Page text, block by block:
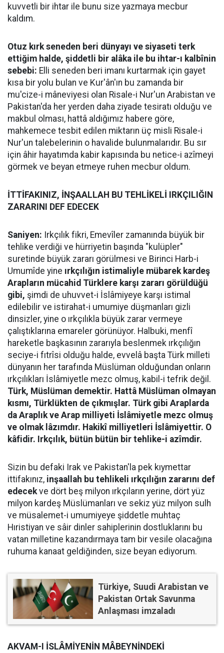
kuvvetli bir ihtar ile bunu size yazmaya mecbur
kaldım.
Otuz kırk seneden beri dünyayı ve siyaseti terk
ettiğim halde, şiddetli bir alâka ile bu ihtar-ı kalbînin
sebebi: Elli seneden beri imanı kurtarmak için gayet
kısa bir yolu bulan ve Kur'ân'ın bu zamanda bir
mu'cize-i mâneviyesi olan Risale-i Nur'un Arabistan ve
Pakistan'da her yerden daha ziyade tesiratı olduğu ve
makbul olması, hattâ aldığımız habere göre,
mahkemece tesbit edilen miktarın üç misli Risale-i
Nur'un talebelerinin o havalide bulunmalarıdır. Bu sır
için âhir hayatımda kabir kapısında bu netice-i azîmeyi
görmek ve beyan etmeye ruhen mecbur oldum.
İTTİFAKINIZ, İNŞAALLAH BU TEHLİKELİ IRKÇILIĞIN
ZARARINI DEF EDECEK
Saniyen: Irkçılık fikri, Emevîler zamanında büyük bir
tehlike verdiği ve hürriyetin başında "kulüpler"
suretinde büyük zararı görülmesi ve Birinci Harb-i
Umumîde yine ırkçılığın istimaliyle mübarek kardeş
Arapların mücahid Türklere karşı zararı görüldüğü
gibi, şimdi de uhuvvet-i İslâmiyeye karşı istimal
edilebilir ve istirahat-i umumiye düşmanları gizli
dinsizler, yine o ırkçılıkla büyük zarar vermeye
çalıştıklarına emareler görünüyor. Halbuki, menfî
hareketle başkasının zararıyla beslenmek ırkçılığın
seciye-i fıtrîsi olduğu halde, evvelâ başta Türk milleti
dünyanın her tarafında Müslüman olduğundan onların
ırkçılıkları İslâmiyetle mezc olmuş, kabil-i tefrik değil.
Türk, Müslüman demektir. Hattâ Müslüman olmayan
kısmı, Türklükten de çıkmışlar. Türk gibi Araplarda
da Araplık ve Arap milliyeti İslâmiyetle mezc olmuş
ve olmak lâzımdır. Hakikî milliyetleri İslâmiyettir. O
kâfidir. Irkçılık, bütün bütün bir tehlike-i azîmdir.
Sizin bu defaki Irak ve Pakistan'la pek kıymettar
ittifakınız, inşaallah bu tehlikeli ırkçılığın zararını def
edecekve dört beş milyon ırkçıların yerine, dört yüz
milyon kardeş Müslümanları ve sekiz yüz milyon sulh
ve müsalemet-i umumiyeye şiddetle muhtaç
Hıristiyan ve sâir dinler sahiplerinin dostluklarını bu
vatan milletine kazandırmaya tam bir vesile olacağına
ruhuma kanaat geldiğinden, size beyan ediyorum.
Türkiye, Suudi Arabistan ve
Pakistan Ortak Savunma
Anlaşması imzaladı
AKVAM-I İSLÂMİYENİN MÂBEYNİNDEKİ